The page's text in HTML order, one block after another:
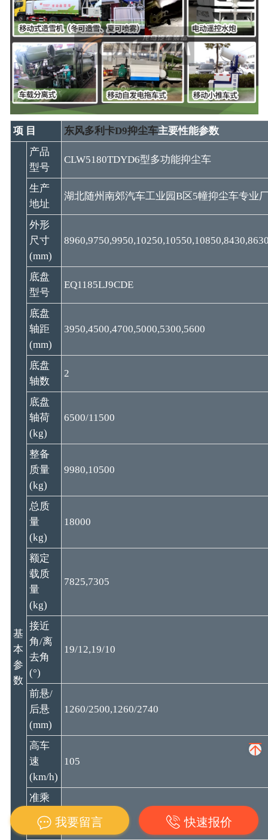
项 目 东风多利卡D9抑尘车主要性能参数
基
本
参
数
产品
型号
CLW5180TDYD6型多功能抑尘车
生产
地址
湖北随州南郊汽车工业园B区5幢抑尘车专业
外形
尺寸
(mm)
底盘
型号
EQ1185LJ9CDE
底盘
轴距
(mm)
3950,4500,4700,5000,5300,5600
底盘
轴数
2
底盘
轴荷
(kg)
6500/11500
整备
质量
(kg)
9980,10500
总质
量
(kg)
18000
额定
载质
量
(kg)
7825,7305
接近
角/离
去角
(°)
19/12,19/10
前悬/
后悬
(mm)
1260/2500,1260/2740
高车
速
(km/h)
105
准乘
人数
(人)
我要留言 快速报价